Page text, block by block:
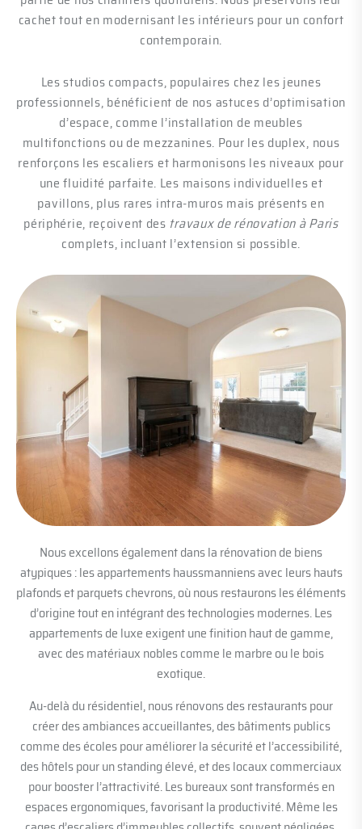
cachet tout en modernisant les intérieurs pour un confort
contemporain.
Les studios compacts, populaires chez les jeunes
professionnels, bénéficient de nos astuces d’optimisation
d’espace, comme l’installation de meubles
multifonctions ou de mezzanines. Pour les duplex, nous
renforçons les escaliers et harmonisons les niveaux pour
une fluidité parfaite. Les maisons individuelles et
pavillons, plus rares intra-muros mais présents en
périphérie, reçoivent des travaux de rénovation à Paris
complets, incluant l’extension si possible.
Nous excellons également dans la rénovation de biens
atypiques : les appartements haussmanniens avec leurs hauts
plafonds et parquets chevrons, où nous restaurons les éléments
d’origine tout en intégrant des technologies modernes. Les
appartements de luxe exigent une finition haut de gamme,
avec des matériaux nobles comme le marbre ou le bois
exotique.
Au-delà du résidentiel, nous rénovons des restaurants pour
créer des ambiances accueillantes, des bâtiments publics
comme des écoles pour améliorer la sécurité et l’accessibilité,
des hôtels pour un standing élevé, et des locaux commerciaux
pour booster l’attractivité. Les bureaux sont transformés en
espaces ergonomiques, favorisant la productivité. Même les